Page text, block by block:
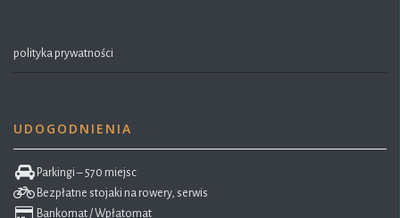
polityka prywatności
UDOGODNIENIA
Parkingi – 570 miejsc
Bezpłatne stojaki na rowery, serwis
Bankomat / Wpłatomat